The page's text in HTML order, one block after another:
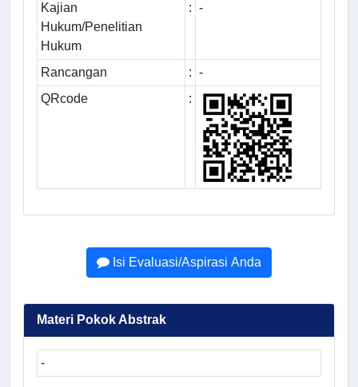
Kajian
Hukum/Penelitian
Hukum
: -
Rancangan : -
QRcode
:
Isi Evaluasi/Aspirasi Anda
Materi Pokok Abstrak
-